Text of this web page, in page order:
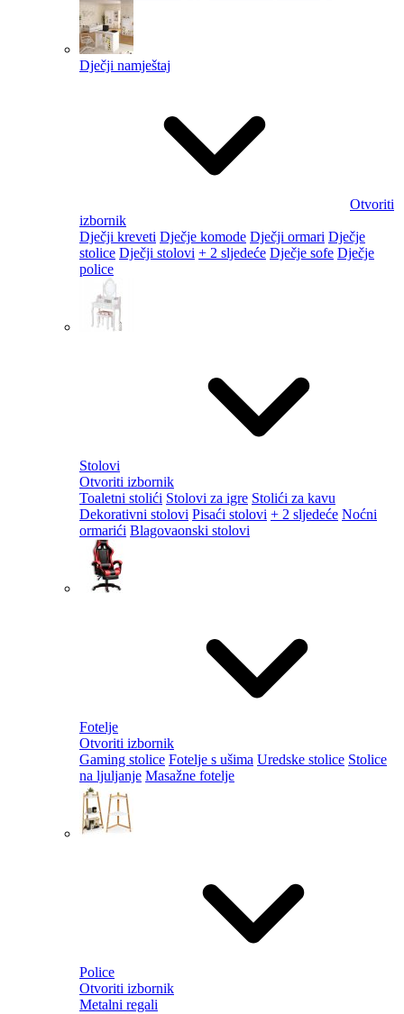
Dječji namještaj
Otvoriti
izbornik
Dječji kreveti Dječje komode Dječji ormari Dječje
stolice Dječji stolovi + 2 sljedeće Dječje sofe Dječje
police
Stolovi
Otvoriti izbornik
Toaletni stolići Stolovi za igre Stolići za kavu
Dekorativni stolovi Pisaći stolovi + 2 sljedeće Noćni
ormarići Blagovaonski stolovi
Fotelje
Otvoriti izbornik
Gaming stolice Fotelje s ušima Uredske stolice Stolice
na ljuljanje Masažne fotelje
Police
Otvoriti izbornik
Metalni regali